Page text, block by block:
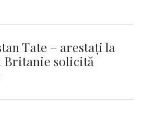
Tate – arestați la
solicită